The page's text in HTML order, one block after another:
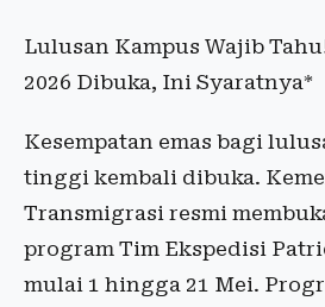
Lulusan Kampus Wajib
2026 Dibuka, Ini Syaratnya*
Kesempatan emas bagi
tinggi kembali dibuka.
Transmigrasi resmi
program Tim Ekspedisi
mulai 1 hingga 21 Mei.